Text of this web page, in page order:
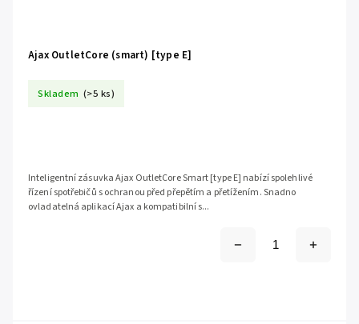
Ajax OutletCore (smart) [type E]
Skladem (>5 ks)
Inteligentní zásuvka Ajax OutletCore Smart [type E] nabízí spolehlivé
řízení spotřebičů s ochranou před přepětím a přetížením. Snadno
ovladatelná aplikací Ajax a kompatibilní s...